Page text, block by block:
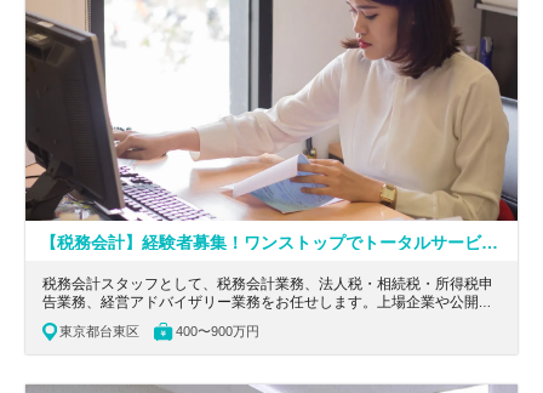
【税務会計】経験者募集！ワンストップでトータルサービスを提供する税理士法人
税務会計スタッフとして、税務会計業務、法人税・相続税・所得税申
告業務、経営アドバイザリー業務をお任せします。上場企業や公開予
定企業のお客様をお任せすることもあり、将来的に、事務所発展のた
めのアイデアス等をお願いしたいと思っています。
東京都台東区 400〜900万円